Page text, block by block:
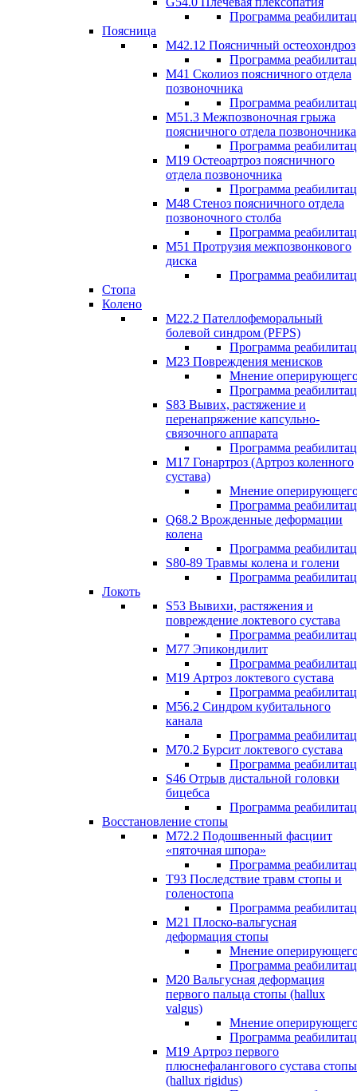
Программа
Поясница
М42.12 Поясничный остеохондроз
Программа
М41 Сколиоз поясничного отдела
позвоночника
Программа
M51.3 Межпозвоночная грыжа
поясничного отдела позвоночника
Программа
М19 Остеоартроз поясничного
отдела позвоночника
Программа
M48 Стеноз поясничного отдела
позвоночного столба
Программа
М51 Протрузия межпозвонкового
диска
Программа
Стопа
Колено
М22.2 Пателлофеморальный
болевой синдром (PFPS)
Программа
М23 Повреждения менисков
Мнение
Программа
S83 Вывих, растяжение и
перенапряжение капсульно-
связочного аппарата
Программа
М17 Гонартроз (Артроз коленного
сустава)
Мнение
Программа
Q68.2 Врожденные деформации
колена
Программа
S80-89 Травмы колена и голени
Программа
Локоть
S53 Вывихи, растяжения и
повреждение локтевого сустава
Программа
М77 Эпикондилит
Программа
M19 Артроз локтевого сустава
Программа
М56.2 Синдром кубитального
канала
Программа
M70.2 Бурсит локтевого сустава
Программа
S46 Отрыв дистальной головки
бицебса
Программа
Восстановление стопы
М72.2 Подошвенный фасциит
«пяточная шпора»
Программа
Т93 Последствие травм стопы и
голеностопа
Программа
М21 Плоско-вальгусная
деформация стопы
Мнение
Программа
М20 Вальгусная деформация
первого пальца стопы (hallux
valgus)
Мнение
Программа
М19 Артроз первого
плюснефалангового сустава стопы
(hallux rigidus)